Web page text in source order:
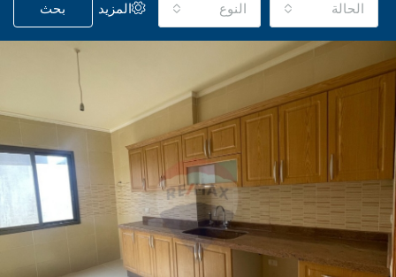
الحالة النوع المزيد بحث